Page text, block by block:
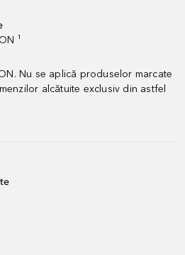
¹
Nu se aplică produselor marcate
alcătuite exclusiv din astfel